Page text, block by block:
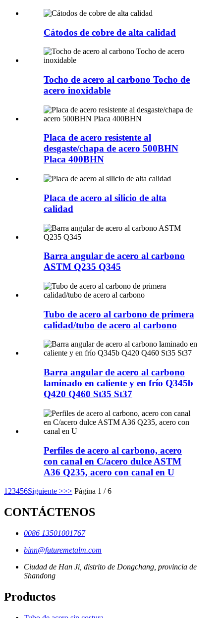
Cátodos de cobre de alta calidad
Tocho de acero al carbono Tocho de
acero inoxidable
Placa de acero resistente al
desgaste/chapa de acero 500BHN
Placa 400BHN
Placa de acero al silicio de alta
calidad
Barra angular de acero al carbono
ASTM Q235 Q345
Tubo de acero al carbono de primera
calidad/tubo de acero al carbono
Barra angular de acero al carbono
laminado en caliente y en frío Q345b
Q420 Q460 St35 St37
Perfiles de acero al carbono, acero
con canal en C/acero dulce ASTM
A36 Q235, acero con canal en U
1 23456Siguiente >>> Página 1 / 6
CONTÁCTENOS
0086 13501001767
binn@futuremetalm.com
Ciudad de Han Ji, distrito de Dongchang, provincia de
Shandong
Productos